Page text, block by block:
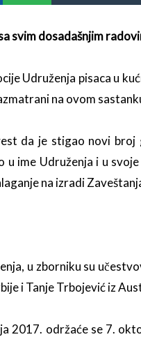
svim dosadašnjim
Udruženja pisaca u
na ovom
da je stigao novi
u ime Udruženja i u
na izradi
u zborniku su
i Tanje Trbojević iz
2017. održaće se 7.